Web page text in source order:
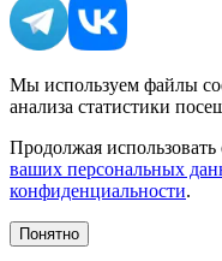
Мы используем файлы
анализа статистики
Продолжая использовать
ваших персональных
конфиденциальности.
Понятно